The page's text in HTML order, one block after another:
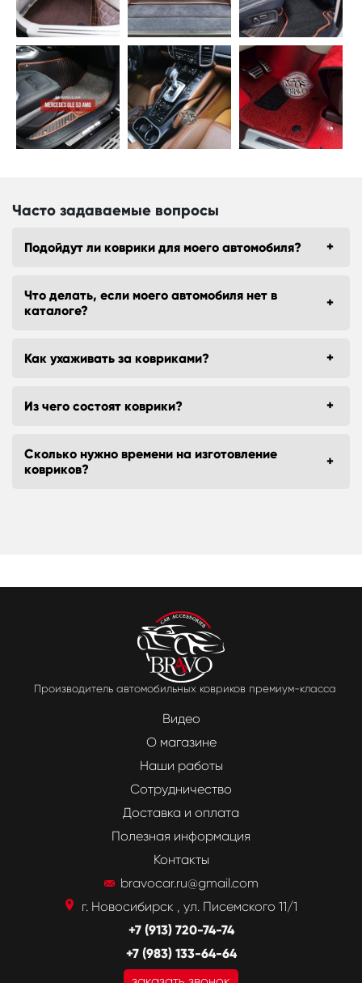
Часто задаваемые вопросы
Подойдут ли коврики для моего автомобиля?
Что делать, если моего автомобиля нет в
каталоге?
Как ухаживать за ковриками?
Из чего состоят коврики?
Сколько нужно времени на изготовление
ковриков?
Производитель автомобильных ковриков премиум-класса
Видео
О магазине
Наши работы
Сотрудничество
Доставка и оплата
Полезная информация
Контакты
bravocar.ru@gmail.com
г. Новосибирск , ул. Писемского 11/1
+7 (913) 720-74-74
+7 (983) 133-64-64